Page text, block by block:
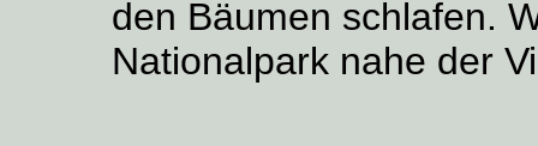
den Bäumen schlafen.
Nationalpark nahe der